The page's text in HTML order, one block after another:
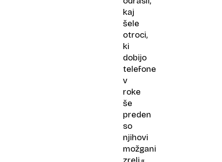
kaj
šele
otroci,
ki
dobijo
telefone
v
roke
še
preden
so
njihovi
možgani